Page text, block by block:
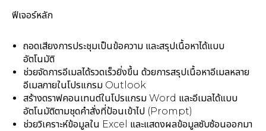
ฟีเจอร์หลัก
ถอดเสียงการประชุมเป็นข้อความ และสรุปเนื้อหาได้แบบ
อัตโนมัติ
ช่วยจัดการอีเมลได้รวดเร็วยิ่งขึ้น ด้วยการสรุปเนื้อหาอีเมลหลาย
อีเมลภายในโปรแกรม Outlook
สร้างดราฟคอนเทนต์ในโปรแกรม Word และอีเมลได้แบบ
อัตโนมัติตามชุดคำสั่งที่ป้อนเข้าไป (Prompt)
ช่วยวิเคราะห์ข้อมูลใน Excel และแสดงผลข้อมูลซับซ้อนออกมา